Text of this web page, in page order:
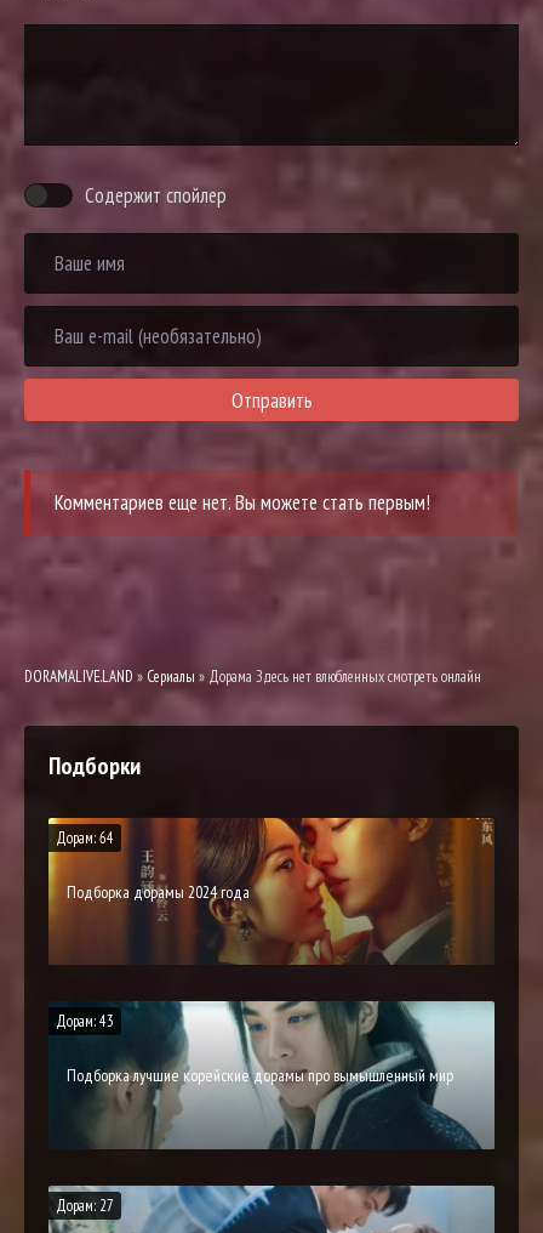
Содержит спойлер
Отправить
Комментариев еще нет. Вы можете стать первым!
DORAMALIVE.LAND » Сериалы » Дорама Здесь нет влюбленных смотреть онлайн
Подборки
Дорам: 64
Подборка дорамы 2024 года
Дорам: 43
Подборка лучшие корейские дорамы про вымышленный мир
Дорам: 27